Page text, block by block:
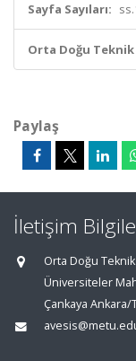
Sayfa Sayıları:
Orta Doğu
Paylaş
İletişim
Orta Doğu
Üniversiteler
Çankaya Ankara/